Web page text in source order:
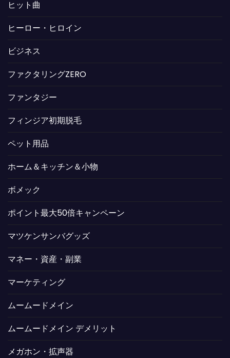
ヒット曲
ヒーロー・ヒロイン
ビジネス
ファクタリングZERO
ファンタジー
フィンジア初期脱毛
ペット用品
ホーム＆キッチン＆小物
ボメック
ポイント最大50倍キャンペーン
マツケンサンバグッズ
マネー・資産・副業
マーケティング
ムームードメイン
ムームードメイン デメリット
メガホン・拡声器